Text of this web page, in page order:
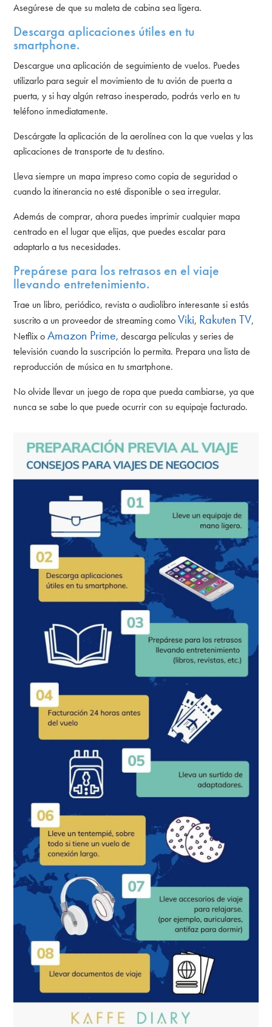
Asegúrese de que su maleta de cabina sea ligera.
Descarga aplicaciones útiles en tu
smartphone.
Descargue una aplicación de seguimiento de vuelos. Puedes
utilizarlo para seguir el movimiento de tu avión de puerta a
puerta, y si hay algún retraso inesperado, podrás verlo en tu
teléfono inmediatamente.
Descárgate la aplicación de la aerolínea con la que vuelas y las
aplicaciones de transporte de tu destino.
Lleva siempre un mapa impreso como copia de seguridad o
cuando la itinerancia no esté disponible o sea irregular.
Además de comprar, ahora puedes imprimir cualquier mapa
centrado en el lugar que elijas, que puedes escalar para
adaptarlo a tus necesidades.
Prepárese para los retrasos en el viaje
llevando entretenimiento.
Trae un libro, periódico, revista o audiolibro interesante si estás
suscrito a un proveedor de streaming comoViki, Rakuten TV,
Netflix oAmazon Prime, descarga películas y series de
televisión cuando la suscripción lo permita. Prepara una lista de
reproducción de música en tu smartphone.
No olvide llevar un juego de ropa que pueda cambiarse, ya que
nunca se sabe lo que puede ocurrir con su equipaje facturado.